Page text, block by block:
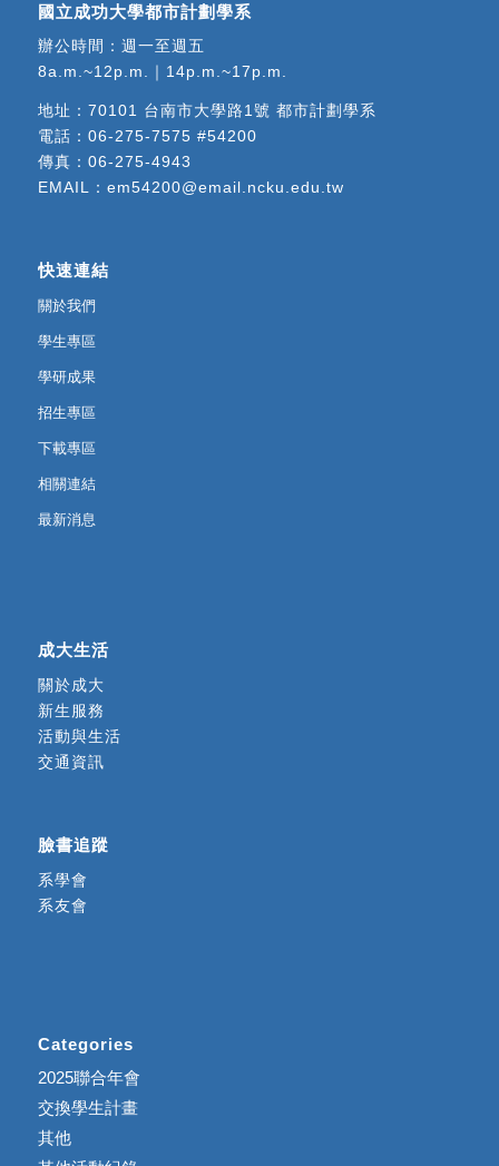
國立成功大學都市計劃學系
辦公時間：週一至週五
8a.m.~12p.m.｜14p.m.~17p.m.
地址： 70101 台南市大學路1號 都市計劃學系
電話： 06-275-7575 #54200
傳真：06-275-4943
EMAIL： em54200@email.ncku.edu.tw
快速連結
關於我們
學生專區
學研成果
招生專區
下載專區
相關連結
最新消息
成大生活
關於成大
新生服務
活動與生活
交通資訊
臉書追蹤
系學會
系友會
Categories
2025聯合年會
交換學生計畫
其他